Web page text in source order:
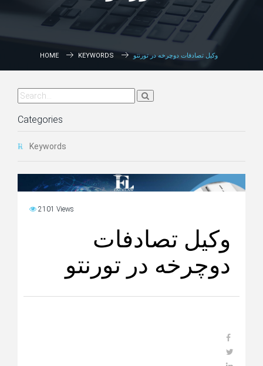
HOME KEYWORDS وکیل تصادفات دوچرخه در تورنتو
Categories
Keywords
2101 Views
وکیل تصادفات
دوچرخه در تورنتو